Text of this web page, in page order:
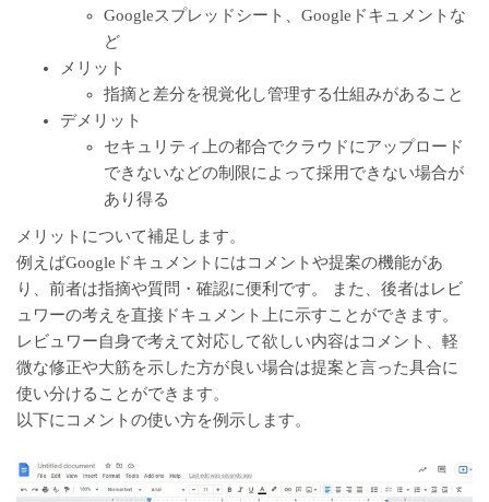
Googleスプレッドシート、Googleドキュメントな
ど
メリット
指摘と差分を視覚化し管理する仕組みがあること
デメリット
セキュリティ上の都合でクラウドにアップロード
できないなどの制限によって採用できない場合が
あり得る
メリットについて補足します。
例えばGoogleドキュメントにはコメントや提案の機能があ
り、前者は指摘や質問・確認に便利です。 また、後者はレビ
ュワーの考えを直接ドキュメント上に示すことができます。
レビュワー自身で考えて対応して欲しい内容はコメント、軽
微な修正や大筋を示した方が良い場合は提案と言った具合に
使い分けることができます。
以下にコメントの使い方を例示します。